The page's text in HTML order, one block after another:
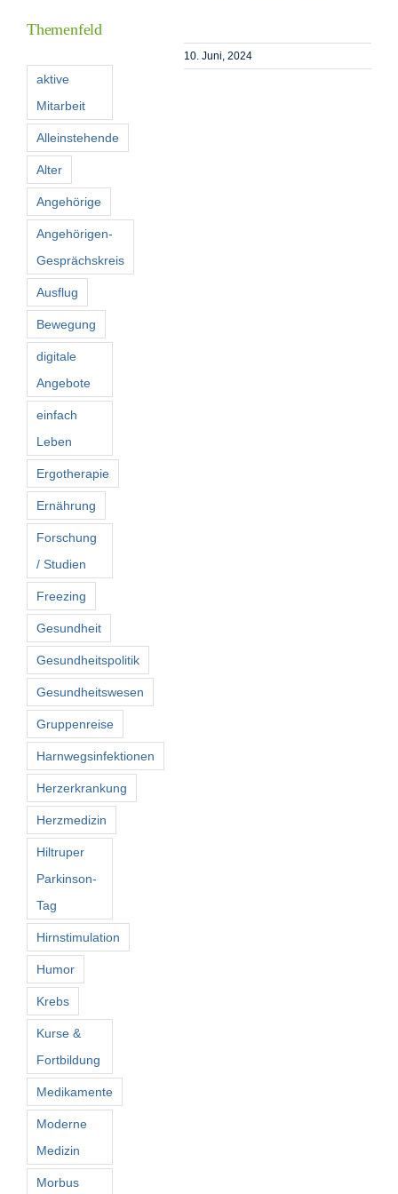
Förderer
10. Juni, 2024
Themenfeld
aktive
Mitarbeit
Alleinstehende
Alter
Angehörige
Angehörigen-
Gesprächskreis
Ausflug
Bewegung
digitale
Angebote
einfach
Leben
Ergotherapie
Ernährung
Forschung
/ Studien
Freezing
Gesundheit
Gesundheitspolitik
Gesundheitswesen
Gruppenreise
Harnwegsinfektionen
Herzerkrankung
Herzmedizin
Hiltruper
Parkinson-
Tag
Hirnstimulation
Humor
Krebs
Kurse &
Fortbildung
Medikamente
Moderne
Medizin
Morbus